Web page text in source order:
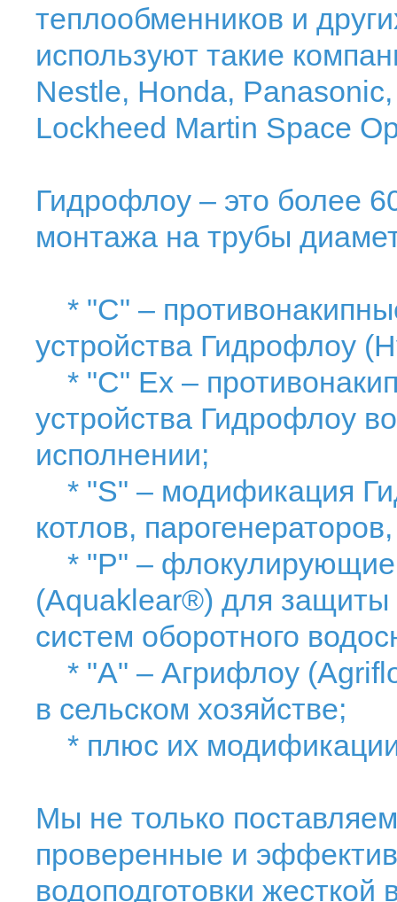
теплообменников и
используют такие
Nestle, Honda,
Lockheed Martin Space
Гидрофлоу – это более
монтажа на трубы
* "С" –
устройства Гидрофлоу
* "C" Ex –
устройства Гидрофлоу
исполнении;
* "S" – модификация
котлов,
* "Р" – флокулирующие
(Aquaklear®) для защиты
систем оборотного
* "А" – Агрифлоу
в сельском хозяйстве;
* плюс их
Мы не только
проверенные и
водоподготовки